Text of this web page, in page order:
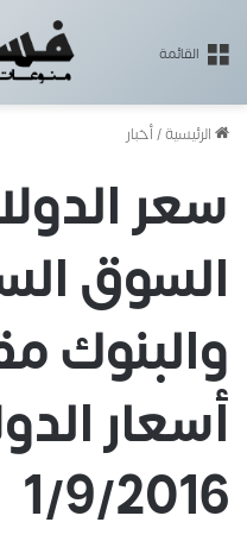
القائمة
الرئيسية/أخبار
سعر
السوق
والبنوك
أسعار
1/9/2016